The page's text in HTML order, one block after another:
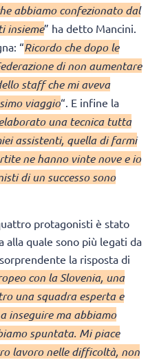
abbiamo confezionato dal
insieme” ha detto Mancini.
“Ricordo che dopo le
di non aumentare
staff che mi aveva
viaggio“. E infine la
una tecnica tutta
assistenti, quella di farmi
ne hanno vinte nove e io
di un successo sono
protagonisti è stato
alla quale sono più legati da
la risposta di
con la Slovenia, una
una squadra esperta e
inseguire ma abbiamo
spuntata. Mi piace
lavoro nelle difficoltà, non